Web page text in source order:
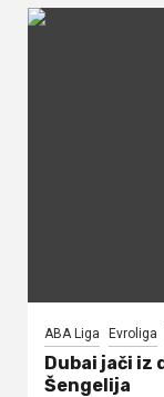
ABA Liga Evroliga
Dubai jači iz
Šengelija